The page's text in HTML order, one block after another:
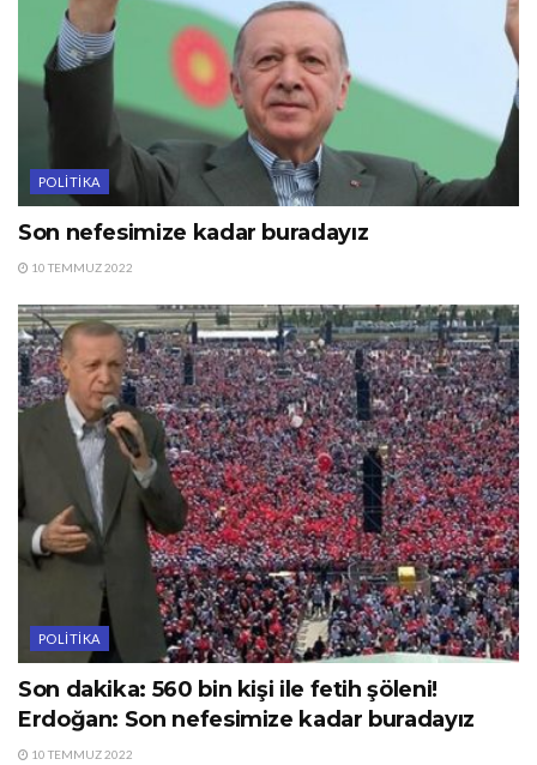
POLITIKA
Son nefesimize kadar buradayız
10 TEMMUZ 2022
POLITIKA
Son dakika: 560 bin kişi ile fetih şöleni!
Erdoğan: Son nefesimize kadar buradayız
10 TEMMUZ 2022